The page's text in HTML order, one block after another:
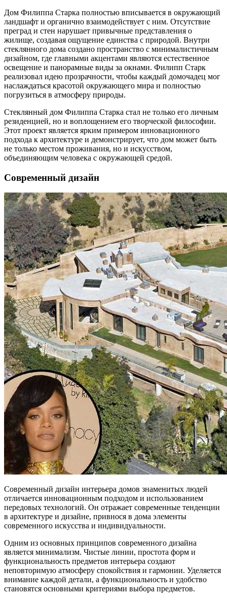
Дом Филиппа Старка полностью вписывается в окружающий
ландшафт и органично взаимодействует с ним. Отсутствие
преград и стен нарушает привычные представления о
жилище, создавая ощущение единства с природой. Внутри
стеклянного дома создано пространство с минималистичным
дизайном, где главными акцентами являются естественное
освещение и панорамные виды за окнами. Филипп Старк
реализовал идею прозрачности, чтобы каждый домочадец мог
наслаждаться красотой окружающего мира и полностью
погрузиться в атмосферу природы.
Стеклянный дом Филиппа Старка стал не только его личным
резиденцией, но и воплощением его творческой философии.
Этот проект является ярким примером инновационного
подхода к архитектуре и демонстрирует, что дом может быть
не только местом проживания, но и искусством,
объединяющим человека с окружающей средой.
Современный дизайн
Современный дизайн интерьера домов знаменитых людей
отличается инновационным подходом и использованием
передовых технологий. Он отражает современные тенденции
в архитектуре и дизайне, привнося в дома элементы
современного искусства и индивидуальности.
Одним из основных принципов современного дизайна
является минимализм. Чистые линии, простота форм и
функциональность предметов интерьера создают
неповторимую атмосферу спокойствия и гармонии. Уделяется
внимание каждой детали, а функциональность и удобство
становятся основными критериями выбора предметов.